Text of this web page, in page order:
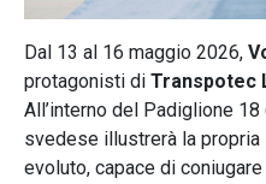
Dal 13 al 16 maggio 2026,
protagonisti di Transpotec
All’interno del Padiglione
svedese illustrerà la
evoluto, capace di